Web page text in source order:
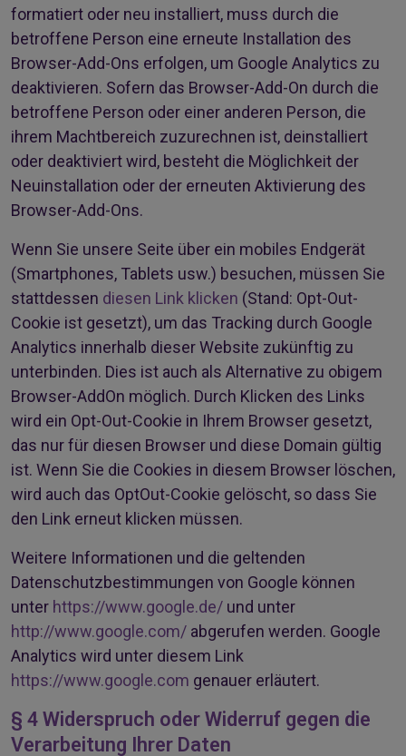
formatiert oder neu installiert, muss durch die
betroffene Person eine erneute Installation des
Browser-Add-Ons erfolgen, um Google Analytics zu
deaktivieren. Sofern das Browser-Add-On durch die
betroffene Person oder einer anderen Person, die
ihrem Machtbereich zuzurechnen ist, deinstalliert
oder deaktiviert wird, besteht die Möglichkeit der
Neuinstallation oder der erneuten Aktivierung des
Browser-Add-Ons.
Wenn Sie unsere Seite über ein mobiles Endgerät
(Smartphones, Tablets usw.) besuchen, müssen Sie
stattdessen diesen Link klicken (Stand: Opt-Out-
Cookie ist gesetzt), um das Tracking durch Google
Analytics innerhalb dieser Website zukünftig zu
unterbinden. Dies ist auch als Alternative zu obigem
Browser-AddOn möglich. Durch Klicken des Links
wird ein Opt-Out-Cookie in Ihrem Browser gesetzt,
das nur für diesen Browser und diese Domain gültig
ist. Wenn Sie die Cookies in diesem Browser löschen,
wird auch das OptOut-Cookie gelöscht, so dass Sie
den Link erneut klicken müssen.
Weitere Informationen und die geltenden
Datenschutzbestimmungen von Google können
unter https://www.google.de/ und unter
http://www.google.com/ abgerufen werden. Google
Analytics wird unter diesem Link
https://www.google.com genauer erläutert.
§ 4 Widerspruch oder Widerruf gegen die
Verarbeitung Ihrer Daten